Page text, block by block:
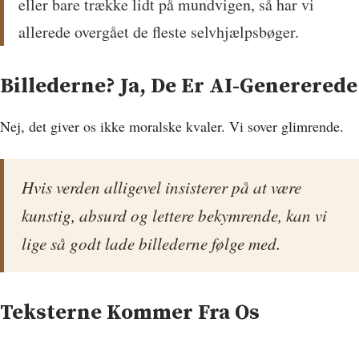
eller bare trække lidt på mundvigen, så har vi
allerede overgået de fleste selvhjælpsbøger.
Billederne? Ja, De Er AI-Genererede
Nej, det giver os ikke moralske kvaler. Vi sover glimrende.
Hvis verden alligevel insisterer på at være
kunstig, absurd og lettere bekymrende, kan vi
lige så godt lade billederne følge med.
Teksterne Kommer Fra Os